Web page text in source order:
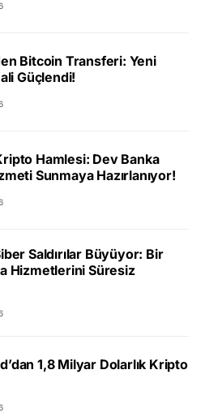
Bitcoin Transferi: Yeni
Güçlendi!
Hamlesi: Dev Banka
Sunmaya Hazırlanıyor!
Saldırılar Büyüyor: Bir
Hizmetlerini Süresiz
1,8 Milyar Dolarlık Kripto